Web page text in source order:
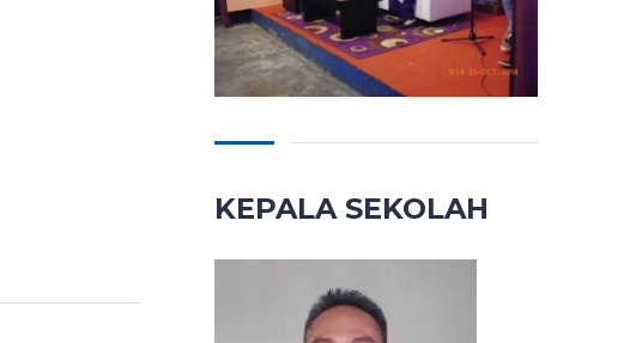
KEPALA SEKOLAH